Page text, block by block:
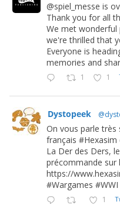
@spiel_messe is
Thank you for all
We met wonderful
we're thrilled that
Everyone is
memories and
1 1
Dystopeek
On vous parle
français
La Der des Ders,
précommande sur
https://
#Wargames
1